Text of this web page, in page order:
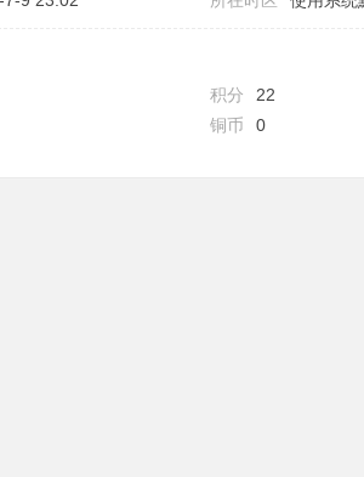
积分
22
铜币 0